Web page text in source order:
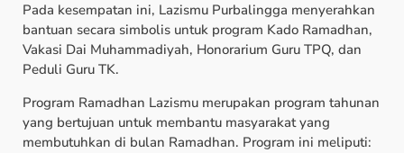
Pada kesempatan ini, Lazismu Purbalingga menyerahkan
bantuan secara simbolis untuk program Kado Ramadhan,
Vakasi Dai Muhammadiyah, Honorarium Guru TPQ, dan
Peduli Guru TK.
Program Ramadhan Lazismu merupakan program tahunan
yang bertujuan untuk membantu masyarakat yang
membutuhkan di bulan Ramadhan. Program ini meliputi: